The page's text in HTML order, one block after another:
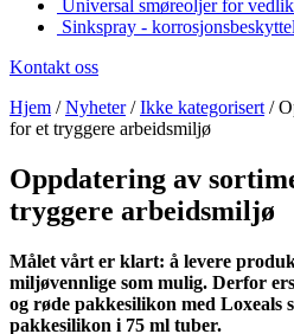
Universal smøreoljer for
Sinkspray -
Kontakt oss
Hjem /Nyheter/Ikke kategorisert /
for et tryggere arbeidsmiljø
Oppdatering av
tryggere arbeidsmiljø
Målet vårt er klart: å levere
miljøvennlige som mulig. Derfor
og røde pakkesilikon med Loxeals
pakkesilikon i 75 ml tuber.